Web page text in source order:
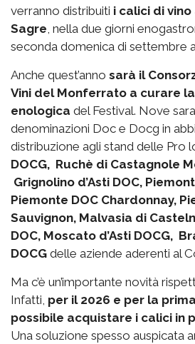
verranno distribuiti i calici di
Sagre , nella due giorni
seconda domenica di settembre
Anche quest’anno sarà il
Vini del Monferrato a curare
enologica del Festival. Nove
denominazioni Doc e Docg in
distribuzione agli stand delle Pro
DOCG, Ruchè di Castagnole
Grignolino d’Asti DOC,
Piemonte DOC Chardonnay,
Sauvignon, Malvasia di
DOC, Moscato d’Asti DOCG,
DOCG delle aziende aderenti al
Ma c’è un’importante novità
Infatti, per il 2026 e per la
possibile acquistare i calici in
Una soluzione spesso auspicata